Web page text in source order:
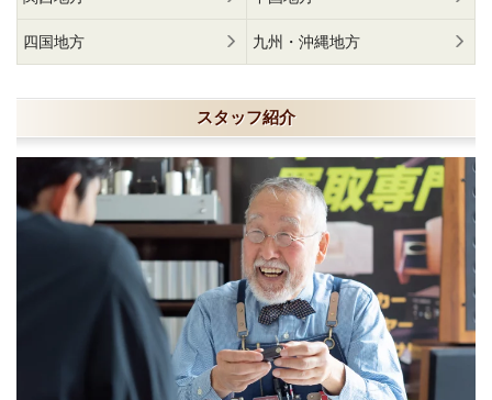
四国地方 九州・沖縄地方
スタッフ紹介